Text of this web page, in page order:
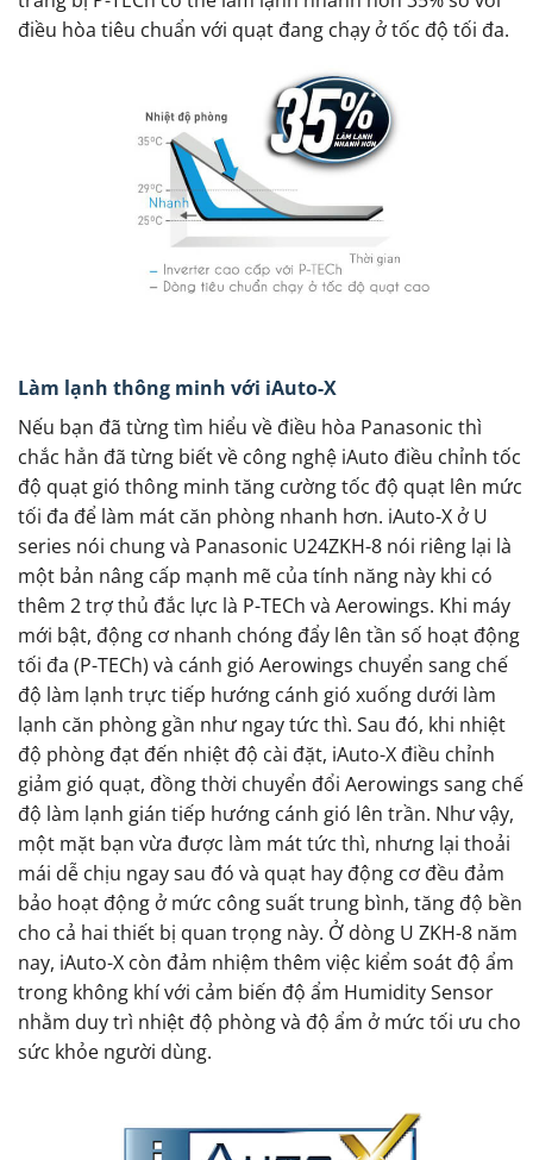
điều hòa tiêu chuẩn với quạt đang chạy ở tốc độ tối đa.
Làm lạnh thông minh với iAuto-X
Nếu bạn đã từng tìm hiểu về điều hòa Panasonic thì
chắc hẳn đã từng biết về công nghệ iAuto điều chỉnh tốc
độ quạt gió thông minh tăng cường tốc độ quạt lên mức
tối đa để làm mát căn phòng nhanh hơn. iAuto-X ở U
series nói chung và Panasonic U24ZKH-8 nói riêng lại là
một bản nâng cấp mạnh mẽ của tính năng này khi có
thêm 2 trợ thủ đắc lực là P-TECh và Aerowings. Khi máy
mới bật, động cơ nhanh chóng đẩy lên tần số hoạt động
tối đa (P-TECh) và cánh gió Aerowings chuyển sang chế
độ làm lạnh trực tiếp hướng cánh gió xuống dưới làm
lạnh căn phòng gần như ngay tức thì. Sau đó, khi nhiệt
độ phòng đạt đến nhiệt độ cài đặt, iAuto-X điều chỉnh
giảm gió quạt, đồng thời chuyển đổi Aerowings sang chế
độ làm lạnh gián tiếp hướng cánh gió lên trần. Như vậy,
một mặt bạn vừa được làm mát tức thì, nhưng lại thoải
mái dễ chịu ngay sau đó và quạt hay động cơ đều đảm
bảo hoạt động ở mức công suất trung bình, tăng độ bền
cho cả hai thiết bị quan trọng này. Ở dòng U ZKH-8 năm
nay, iAuto-X còn đảm nhiệm thêm việc kiểm soát độ ẩm
trong không khí với cảm biến độ ẩm Humidity Sensor
nhằm duy trì nhiệt độ phòng và độ ẩm ở mức tối ưu cho
sức khỏe người dùng.